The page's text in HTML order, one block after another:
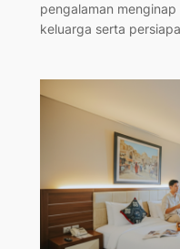
pengalaman
keluarga serta